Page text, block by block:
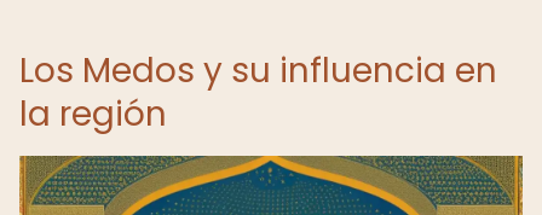
Los Medos y su influencia en
la región